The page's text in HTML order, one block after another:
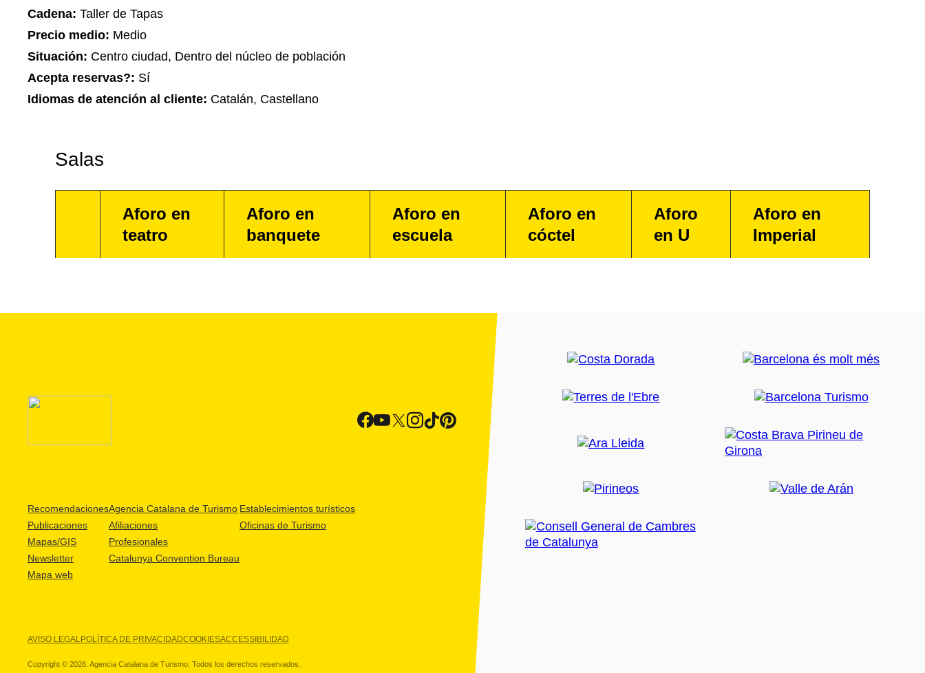
Cadena: Taller de Tapas
Precio medio: Medio
Situación: Centro ciudad, Dentro del núcleo de población
Acepta reservas?: Sí
Idiomas de atención al cliente: Catalán, Castellano
Salas
Aforo en
teatro
Aforo en
banquete
Aforo en
escuela
Aforo en
cóctel
Aforo
en U
Aforo en
Imperial
Recomendaciones
Publicaciones
Mapas/GIS
Newsletter
Mapa web
Agencia Catalana de Turismo
Afiliaciones
Profesionales
Catalunya Convention Bureau
Establecimientos turísticos
Oficinas de Turismo
AVISO LEGALPOLÍTICA DE PRIVACIDADCOOKIESACCESSIBILIDAD
Copyright © 2026. Agencia Catalana de Turismo. Todos los derechos reservados.